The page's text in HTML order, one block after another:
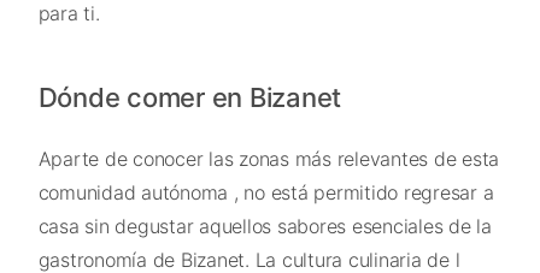
para ti.
Dónde comer en Bizanet
Aparte de conocer las zonas más relevantes de esta
comunidad autónoma , no está permitido regresar a
casa sin degustar aquellos sabores esenciales de la
gastronomía de Bizanet. La cultura culinaria de l